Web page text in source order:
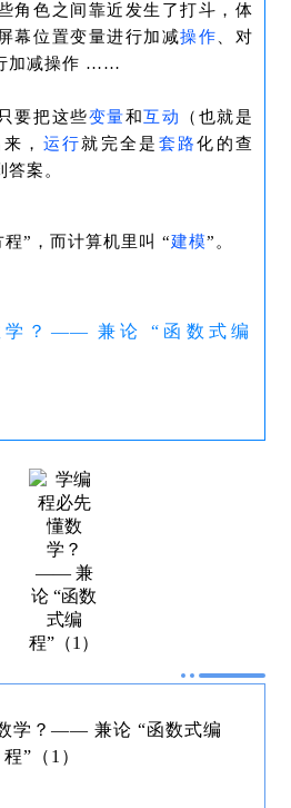
角色之间靠近发生了打斗，体
幕位置变量进行加减操作、对
加减操作 ……
要把这些变量和互动
（也就是
， 运行就完全是 套路化的查
案。
程”，而计算机里叫 “建模”。